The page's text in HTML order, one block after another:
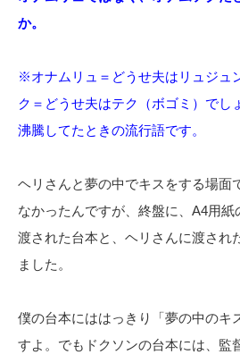
か。
※オナムリュ＝どうせ夫はリュジュ
ク＝どうせ夫はテク（ボゴミ）でし
沸騰してたときの流行語です。
ヘリさんと夢の中でキスをする場面
なかったんですが、終盤に、A4用
渡された台本と、ヘリさんに渡され
ました。
僕の台本にははっきり「夢の中のキ
すよ。でもドクソンの台本には、監